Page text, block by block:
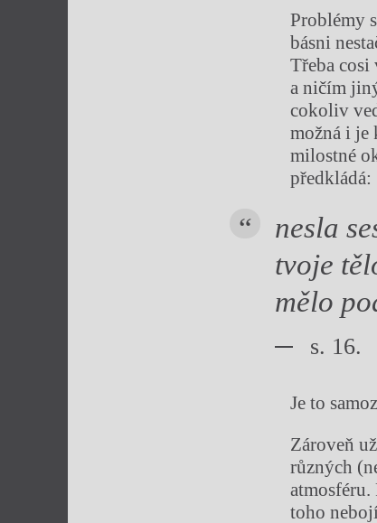
Problémy
básni
Třeba
a ničím
cokoliv
možná i je
milostné
předkládá:
nesla
tvoje
mělo
s. 16.
Je to
Zároveň
různých
atmosféru.
toho